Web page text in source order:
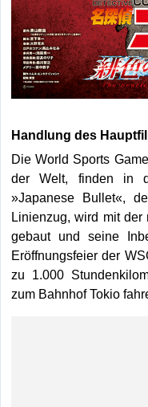
Handlung des
Die World Sports
der Welt, finden in
»Japanese Bullet«,
Linienzug, wird mit der
gebaut und seine
Eröffnungsfeier der
zu 1.000
zum Bahnhof Tokio